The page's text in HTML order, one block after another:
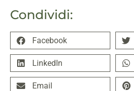
Condividi:
Facebook
LinkedIn
Email